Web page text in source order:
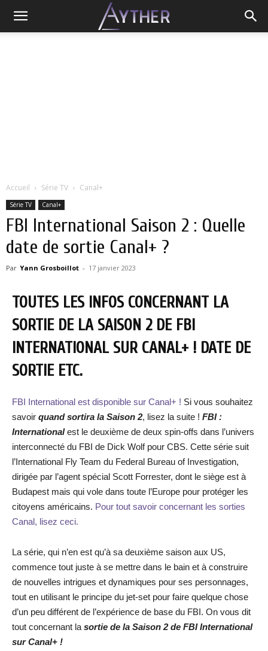
Accueil Série TV Canal+
Série TV Canal+
FBI International Saison 2 : Quelle
date de sortie Canal+ ?
Par Yann Grosboillot - 17 janvier 2023
TOUTES LES INFOS CONCERNANT LA
SORTIE DE LA SAISON 2 DE FBI
INTERNATIONAL SUR CANAL+ ! DATE DE
SORTIE ETC.
FBI International est disponible sur Canal+ ! Si vous souhaitez
savoir quand sortira la Saison 2, lisez la suite ! FBI :
Internationalest le deuxième de deux spin-offs dans l’univers
interconnecté du FBI de Dick Wolf pour CBS. Cette série suit
l’International Fly Team du Federal Bureau of Investigation,
dirigée par l’agent spécial Scott Forrester, dont le siège est à
Budapest mais qui vole dans toute l’Europe pour protéger les
citoyens américains. Pour tout savoir concernant les sorties
Canal, lisez ceci.
La série, qui n’en est qu’à sa deuxième saison aux US,
commence tout juste à se mettre dans le bain et à construire
de nouvelles intrigues et dynamiques pour ses personnages,
tout en utilisant le principe du jet-set pour faire quelque chose
d’un peu différent de l’expérience de base du FBI. On vous dit
tout concernant la sortie de la Saison 2 de FBI International
sur Canal+ !